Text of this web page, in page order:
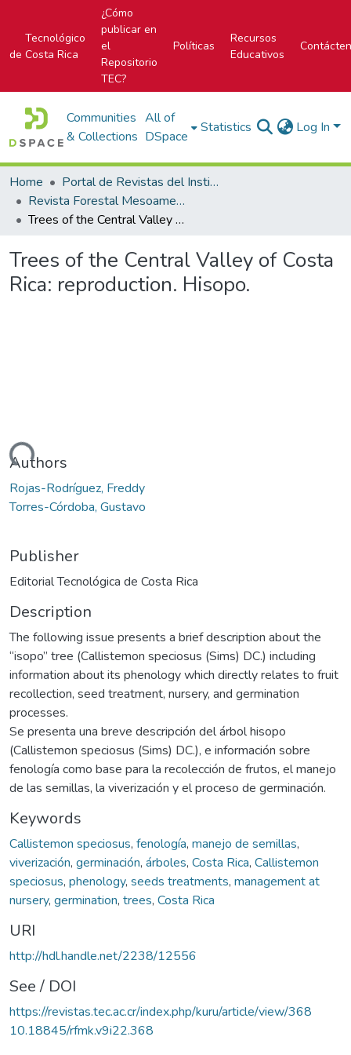
Tecnológico
de Costa Rica
¿Cómo
publicar en
el
Repositorio
TEC?
Políticas
Recursos
Educativos
Communities
& Collections
All of
DSpace
Statistics Log In
Home
Portal de Revistas del Instituto Tecnológico de Costa Rica
Revista Forestal Mesoamericana Kurú
Trees of the Central Valley of Costa Rica: reproduction. Hisopo.
Trees of the Central Valley of Costa
Rica: reproduction. Hisopo.
Authors
Rojas-Rodríguez, Freddy
Torres-Córdoba, Gustavo
Publisher
Editorial Tecnológica de Costa Rica
Description
The following issue presents a brief description about the
“isopo” tree (Callistemon speciosus (Sims) DC.) including
information about its phenology which directly relates to fruit
recollection, seed treatment, nursery, and germination
processes.
Se presenta una breve descripción del árbol hisopo
(Callistemon speciosus (Sims) DC.), e información sobre
fenología como base para la recolección de frutos, el manejo
de las semillas, la viverización y el proceso de germinación.
Keywords
Callistemon speciosus, fenología, manejo de semillas,
viverización, germinación, árboles, Costa Rica, Callistemon
speciosus, phenology, seeds treatments, management at
nursery, germination, trees, Costa Rica
URI
http://hdl.handle.net/2238/12556
See / DOI
https://revistas.tec.ac.cr/index.php/kuru/article/view/368
10.18845/rfmk.v9i22.368